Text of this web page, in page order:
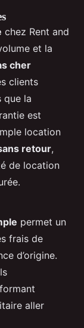
chez Rent and
et la
cher
clients
que la
est
location
retour,
de location
permet un
frais de
d’origine.
aller